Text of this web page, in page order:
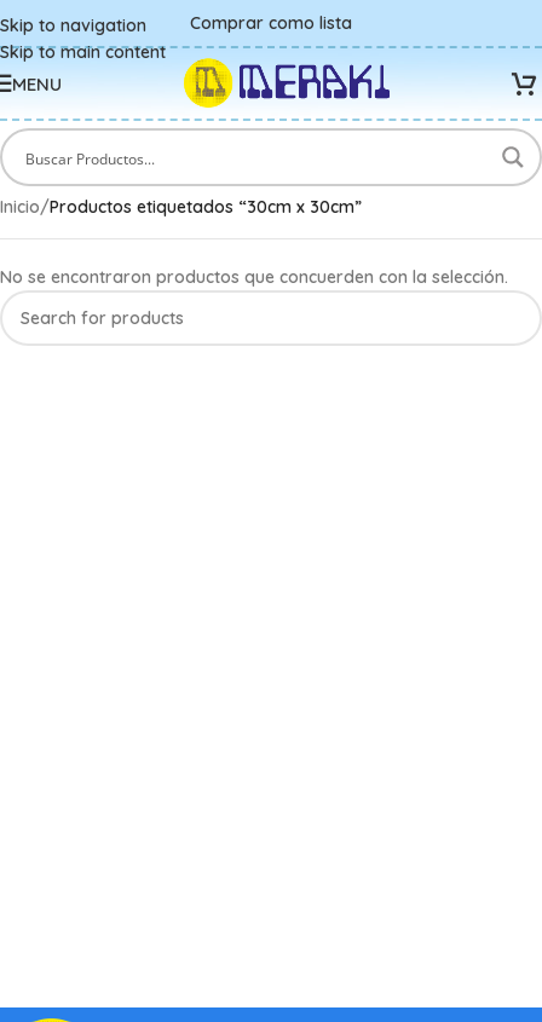
Skip to navigation
Skip to main content
Comprar como lista
MENU
Inicio/Productos etiquetados “30cm x 30cm”
No se encontraron productos que concuerden con la selección.